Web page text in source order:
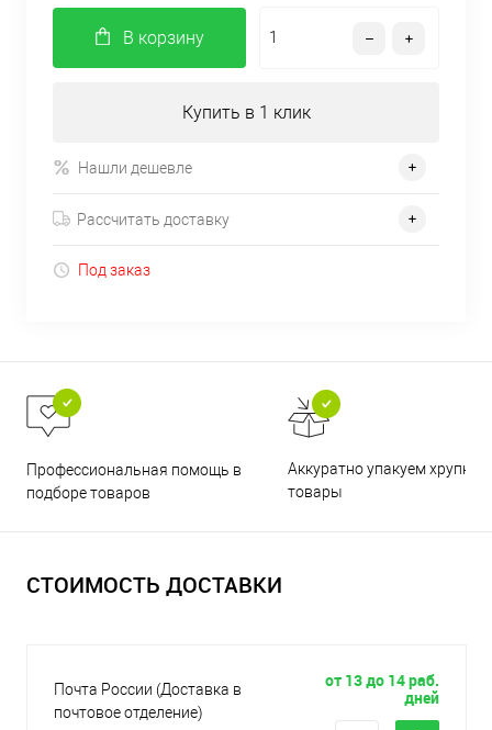
В корзину
Купить в 1 клик
Нашли дешевле
Рассчитать доставку
Под заказ
Профессиональная помощь в
подборе товаров
Аккуратно упакуем хрупкие
товары
СТОИМОСТЬ ДОСТАВКИ
Почта России (Доставка в
почтовое отделение)
от 13 до 14 раб.
дней